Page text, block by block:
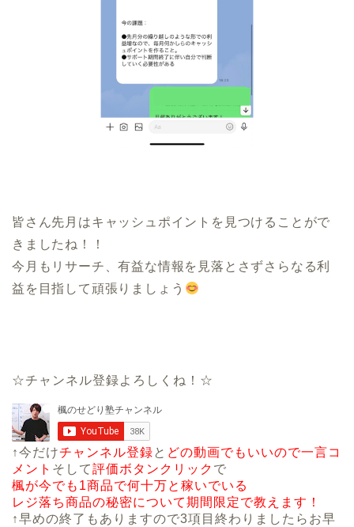
皆さん先月はキャッシュポイントを見つけることがで
きましたね！！
今月もリサーチ、有益な情報を見落とさずさらなる利
益を目指して頑張りましょう
☆チャンネル登録よろしくね！☆
↑今だけチャンネル登録と どの動画でもいいので一言コ
メント そして評価ボタンクリック で
楓が今でも1商品で何十万と稼いでいる
レジ落ち商品の秘密について期間限定で教えます！
↑早めの終了もありますので3項目終わりましたらお早